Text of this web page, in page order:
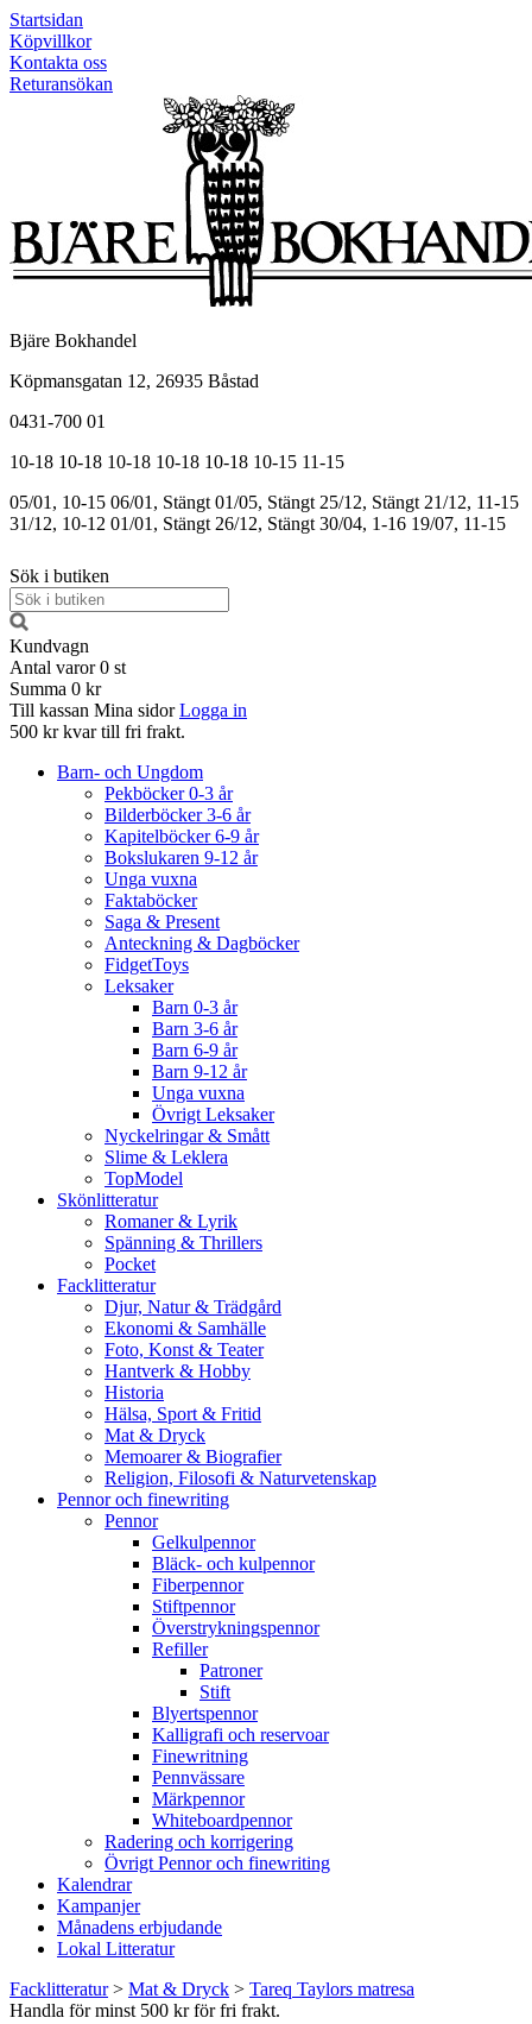
Startsidan
Köpvillkor
Kontakta oss
Returansökan
Bjäre Bokhandel
Köpmansgatan 12, 26935 Båstad
0431-700 01
10-18 10-18 10-18 10-18 10-18 10-15 11-15
05/01, 10-15 06/01, Stängt 01/05, Stängt 25/12, Stängt 21/12, 11-15
31/12, 10-12 01/01, Stängt 26/12, Stängt 30/04, 1-16 19/07, 11-15
Sök i butiken
Kundvagn
Antal varor 0 st
Summa 0 kr
Till kassan Mina sidor Logga in
500 kr kvar till fri frakt.
Barn- och Ungdom
Pekböcker 0-3 år
Bilderböcker 3-6 år
Kapitelböcker 6-9 år
Bokslukaren 9-12 år
Unga vuxna
Faktaböcker
Saga & Present
Anteckning & Dagböcker
FidgetToys
Leksaker
Barn 0-3 år
Barn 3-6 år
Barn 6-9 år
Barn 9-12 år
Unga vuxna
Övrigt Leksaker
Nyckelringar & Smått
Slime & Leklera
TopModel
Skönlitteratur
Romaner & Lyrik
Spänning & Thrillers
Pocket
Facklitteratur
Djur, Natur & Trädgård
Ekonomi & Samhälle
Foto, Konst & Teater
Hantverk & Hobby
Historia
Hälsa, Sport & Fritid
Mat & Dryck
Memoarer & Biografier
Religion, Filosofi & Naturvetenskap
Pennor och finewriting
Pennor
Gelkulpennor
Bläck- och kulpennor
Fiberpennor
Stiftpennor
Överstrykningspennor
Refiller
Patroner
Stift
Blyertspennor
Kalligrafi och reservoar
Finewritning
Pennvässare
Märkpennor
Whiteboardpennor
Radering och korrigering
Övrigt Pennor och finewriting
Kalendrar
Kampanjer
Månadens erbjudande
Lokal Litteratur
Facklitteratur> Mat & Dryck > Tareq Taylors matresa
Handla för minst 500 kr för fri frakt.